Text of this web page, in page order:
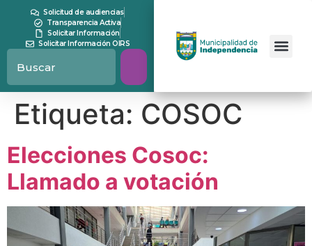
contenidoSolicitud de audiencias
Transparencia Activa
Solicitar Información
Solicitar Información OIRS
Etiqueta: COSOC
Elecciones Cosoc:
Llamado a votación